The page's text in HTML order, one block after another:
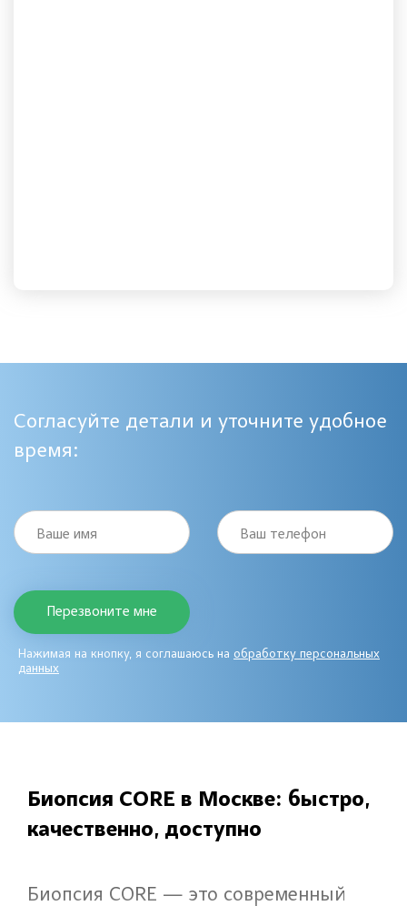
Согласуйте детали и уточните удобное
время:
Ваше имя Ваш телефон
Нажимая на кнопку, я соглашаюсь на обработку персональных
данных
Биопсия CORE в Москве: быстро,
качественно, доступно
Биопсия CORE — это современный